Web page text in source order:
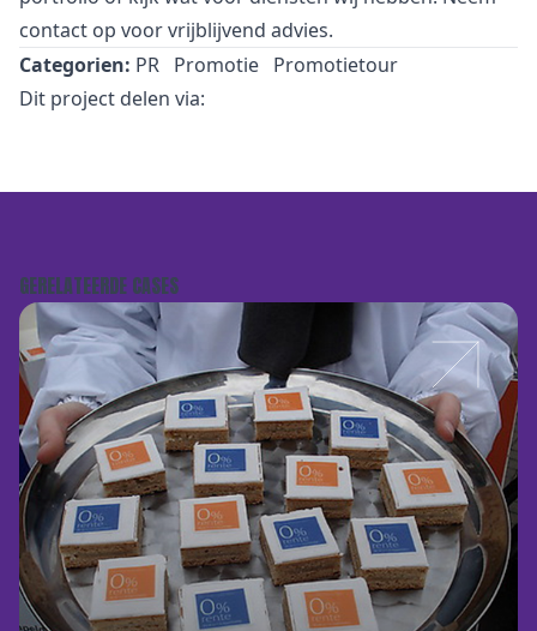
contact op voor vrijblijvend advies.
Categorien: PR Promotie Promotietour
Dit project delen via:
GERELATEERDE CASES